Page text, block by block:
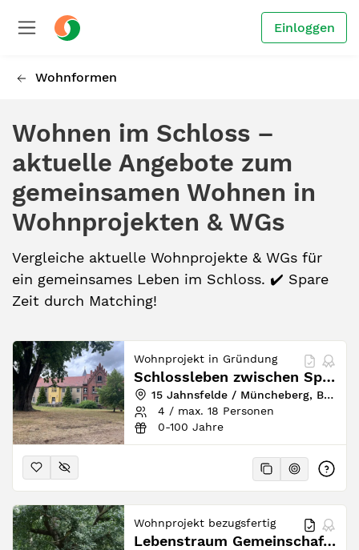
Einloggen
Wohnformen
Wohnen im Schloss –
aktuelle Angebote zum
gemeinsamen Wohnen in
Wohnprojekten & WGs
Vergleiche aktuelle Wohnprojekte & WGs für
ein gemeinsames Leben im Schloss. ✔️ Spare
Zeit durch Matching!
Wohnprojekt in Gründung
Schlossleben zwischen Spree und Oder – Mehrgenerationenwohnenprojekt Jahnsfelde
15 Jahnsfelde / Müncheberg, Brandenburg, Deutschland
4 / max. 18 Personen
0-100 Jahre
Wohnprojekt bezugsfertig
Lebenstraum Gemeinschaft Jahnishausen